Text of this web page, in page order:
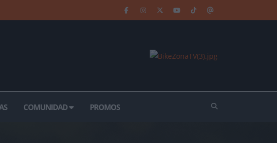
COMUNIDAD PROMOS